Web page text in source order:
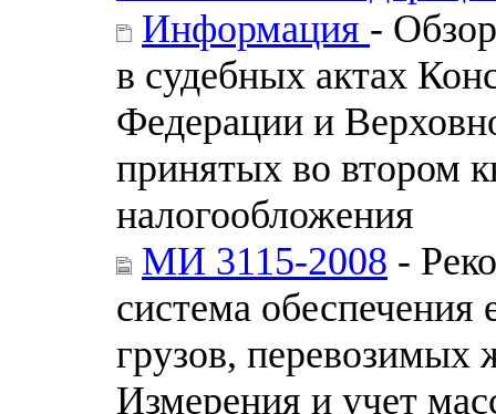
Информация -
в судебных актах
Федерации и
принятых во втором
налогообложения
МИ 3115-2008 -
система
грузов,
Измерения и учет